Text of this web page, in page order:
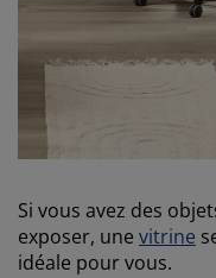
Si vous avez des
exposer, une vitrine
idéale pour vous.